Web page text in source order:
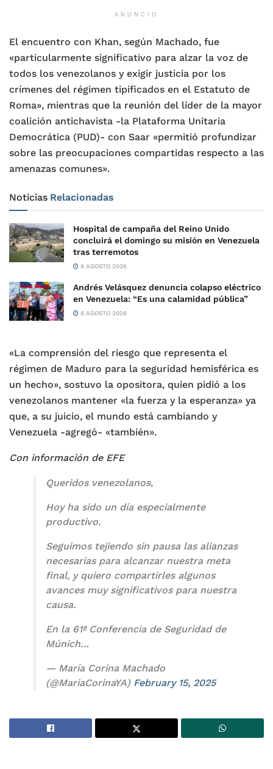
ANUNCIO
El encuentro con Khan, según Machado, fue
«particularmente significativo para alzar la voz de
todos los venezolanos y exigir justicia por los
crímenes del régimen tipificados en el Estatuto de
Roma», mientras que la reunión del líder de la mayor
coalición antichavista -la Plataforma Unitaria
Democrática (PUD)- con Saar «permitió profundizar
sobre las preocupaciones compartidas respecto a las
amenazas comunes».
Noticias Relacionadas
Hospital de campaña del Reino Unido
concluirá el domingo su misión en Venezuela
tras terremotos
8 AGOSTO 2026
Andrés Velásquez denuncia colapso eléctrico
en Venezuela: “Es una calamidad pública”
8 AGOSTO 2026
«La comprensión del riesgo que representa el
régimen de Maduro para la seguridad hemisférica es
un hecho», sostuvo la opositora, quien pidió a los
venezolanos mantener «la fuerza y la esperanza» ya
que, a su juicio, el mundo está cambiando y
Venezuela -agregó- «también».
Con información de EFE
Queridos venezolanos,
Hoy ha sido un día especialmente
productivo.
Seguimos tejiendo sin pausa las alianzas
necesarias para alcanzar nuestra meta
final, y quiero compartirles algunos
avances muy significativos para nuestra
causa.
En la 61ª Conferencia de Seguridad de
Múnich…
— María Corina Machado
(@MariaCorinaYA) February 15, 2025